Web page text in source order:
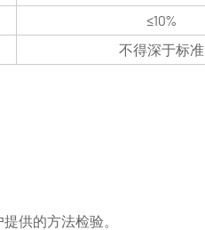
≤10%
不得深于标准
供的方法检验。